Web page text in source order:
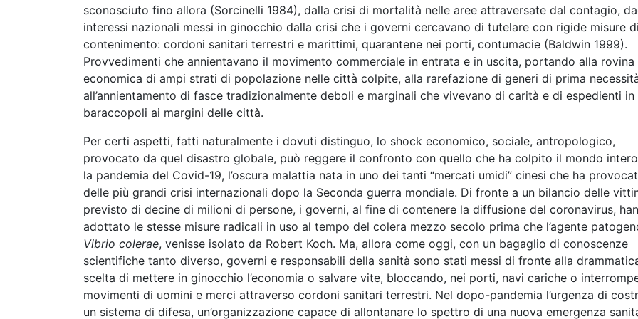
sconosciuto fino allora (Sorcinelli 1984), dalla crisi di mortalità nelle aree attraversate dal contagio,
interessi nazionali messi in ginocchio dalla crisi che i governi cercavano di tutelare con rigide misure
contenimento: cordoni sanitari terrestri e marittimi, quarantene nei porti, contumacie (Baldwin 1999).
Provvedimenti che annientavano il movimento commerciale in entrata e in uscita, portando alla rovina
economica di ampi strati di popolazione nelle città colpite, alla rarefazione di generi di prima
all’annientamento di fasce tradizionalmente deboli e marginali che vivevano di carità e di espedienti in
baraccopoli ai margini delle città.
Per certi aspetti, fatti naturalmente i dovuti distinguo, lo shock economico, sociale, antropologico,
provocato da quel disastro globale, può reggere il confronto con quello che ha colpito il mondo
la pandemia del Covid-19, l’oscura malattia nata in uno dei tanti “mercati umidi” cinesi che ha
delle più grandi crisi internazionali dopo la Seconda guerra mondiale. Di fronte a un bilancio delle
previsto di decine di milioni di persone, i governi, al fine di contenere la diffusione del coronavirus,
adottato le stesse misure radicali in uso al tempo del colera mezzo secolo prima che l’agente
Vibrio colerae, venisse isolato da Robert Koch. Ma, allora come oggi, con un bagaglio di conoscenze
scientifiche tanto diverso, governi e responsabili della sanità sono stati messi di fronte alla
scelta di mettere in ginocchio l’economia o salvare vite, bloccando, nei porti, navi cariche o
movimenti di uomini e merci attraverso cordoni sanitari terrestri. Nel dopo-pandemia l’urgenza di
un sistema di difesa, un’organizzazione capace di allontanare lo spettro di una nuova emergenza